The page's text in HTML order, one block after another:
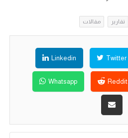
تقارير مقالات
Twitter
Linkedin
Reddit
Whatsapp